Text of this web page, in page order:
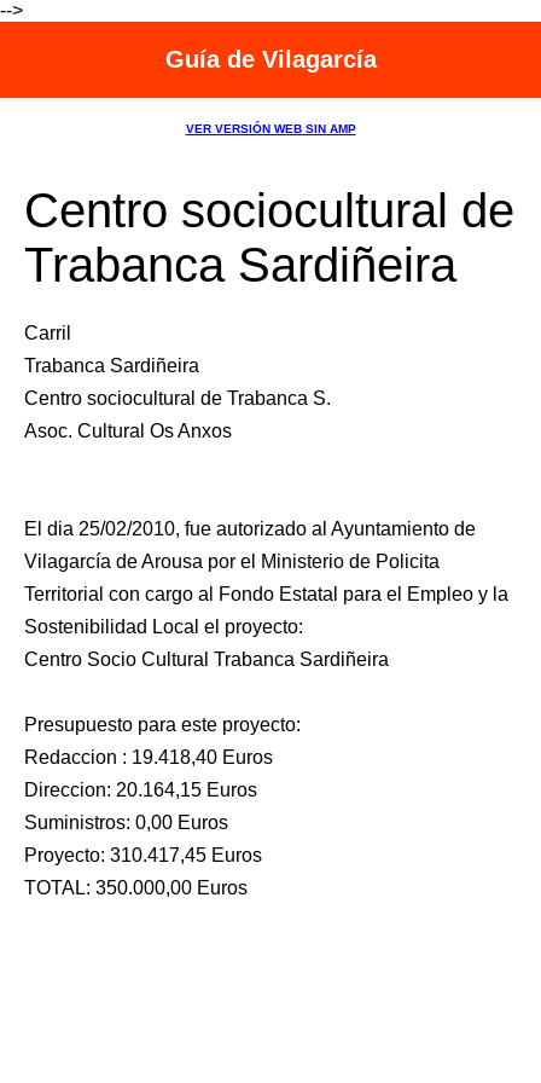
-->
Guía de Vilagarcía
VER VERSIÓN WEB SIN AMP
Centro sociocultural de
Trabanca Sardiñeira
Carril
Trabanca Sardiñeira
Centro sociocultural de Trabanca S.
Asoc. Cultural Os Anxos
El dia 25/02/2010, fue autorizado al Ayuntamiento de
Vilagarcía de Arousa por el Ministerio de Policita
Territorial con cargo al Fondo Estatal para el Empleo y la
Sostenibilidad Local el proyecto:
Centro Socio Cultural Trabanca Sardiñeira
Presupuesto para este proyecto:
Redaccion : 19.418,40 Euros
Direccion: 20.164,15 Euros
Suministros: 0,00 Euros
Proyecto: 310.417,45 Euros
TOTAL: 350.000,00 Euros